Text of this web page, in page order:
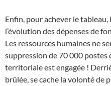
Enfin, pour achever le
l’évolution des dépenses de
Les ressources humaines ne
suppression de 70 000
territoriale est engagée !
brûlée, se cache la volonté de